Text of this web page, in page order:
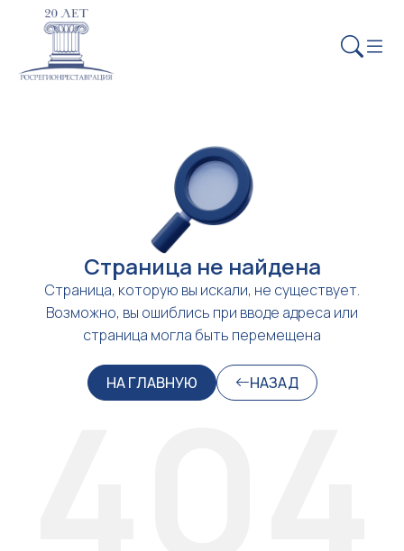
Страница не найдена
Страница, которую вы искали, не существует.
Возможно, вы ошиблись при вводе адреса или
страница могла быть перемещена
НА ГЛАВНУЮ НАЗАД